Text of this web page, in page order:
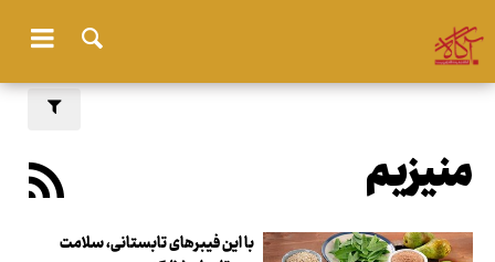
منیزیم
با این فیبرهای تابستانی، سلامت